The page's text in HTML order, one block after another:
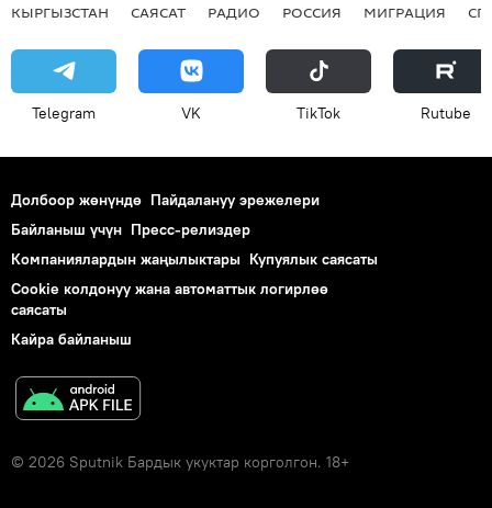
КЫРГЫЗСТАН САЯСАТ РАДИО РОССИЯ МИГРАЦИЯ
Telegram VK ТikТоk Rutube
Долбоор жөнүндө Пайдалануу эрежелери
Байланыш үчүн Пресс-релиздер
Компаниялардын жаңылыктары Купуялык саясаты
Cookie колдонуу жана автоматтык логирлөө
саясаты
Кайра байланыш
© 2026 Sputnik Бардык укуктар корголгон. 18+